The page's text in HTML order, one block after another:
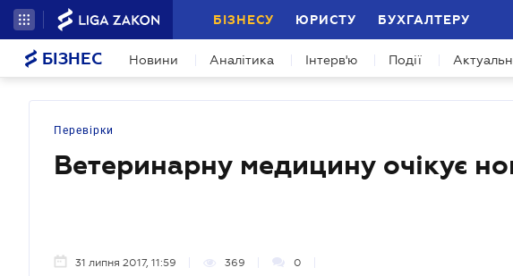
БІЗНЕСУ ЮРИСТУ БУХГАЛТЕРУ
БІЗНЕС Новини Аналітика Інтерв'ю Події
Перевірки
Ветеринарну медицину очікує
31 липня 2017, 11:59 369 0